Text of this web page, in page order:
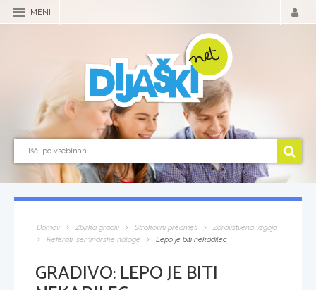
MENI
Domov Zbirka gradiv Strokovni predmeti
Zdravstvena vzgoja
Referati, seminarske naloge
Lepo je biti nekadilec
GRADIVO:LEPO JE BITI